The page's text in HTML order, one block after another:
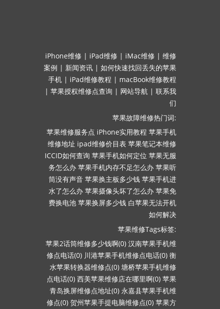
iPhone维修 | iPad维修 | iMac维修 | 维修
案例 | 新闻资讯 | 如何快速找回丢失的苹果
手机 | iPad维修教程 | macBook维修教程
| 苹果授权维修点查询 | 网站导航 | 联系我
们
苹果故障维修热门词:
苹果维修服务点 iPhone实用教程 苹果手机
维修地址 ipad维修价目表 苹果笔记本维修
ICCID如何查询 苹果手机如何定位 苹果无服
务怎么办 苹果手机内存不足怎么办 苹果听
筒没有声音 苹果换主板多少钱 苹果手机进
水了怎么办 苹果摄像头坏了怎么办 苹果免
费换电池 苹果换屏多少钱 白苹果无法开机
如何解决
苹果维修Tags标签:
苹果2话筒维修多少钱啊(0) 汉南苹果手机维
修点电话(0) 川港苹果手机维修点电话(0) 衡
水苹果转换器维修点(0) 塘桥苹果手机维修
点电话(0) 西美苹果维修店在哪里啊(0) 苹果
青岛换屏维修点地址(0) 永嘉县苹果手机维
修点(0) 贺州苹果手提电脑维修点(0) 苹果方